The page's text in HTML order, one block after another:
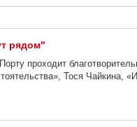
рядом"
проходит
Тося Чайкина,